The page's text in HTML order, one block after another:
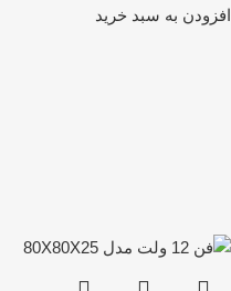
افزودن به سبد خرید